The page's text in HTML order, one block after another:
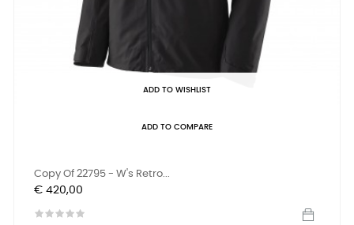
ADD TO WISHLIST
ADD TO COMPARE
Copy Of 22795 - W's Retro...
Prijs
€ 420,00